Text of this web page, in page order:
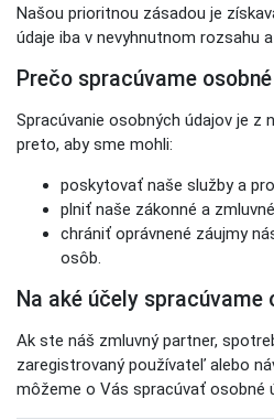
Našou prioritnou zásadou je
údaje iba v nevyhnutnom rozsahu
Prečo spracúvame
Spracúvanie osobných údajov je z
preto, aby sme mohli:
poskytovať naše služby a
plniť naše zákonné a
chrániť oprávnené záujmy
osôb.
Na aké účely spracúvame
Ak ste náš zmluvný partner,
zaregistrovaný používateľ alebo
môžeme o Vás spracúvať osobné